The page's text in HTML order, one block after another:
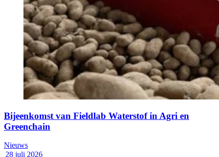
Bijeenkomst van Fieldlab Waterstof in Agri en
Greenchain
28 juli 2026
Nieuws